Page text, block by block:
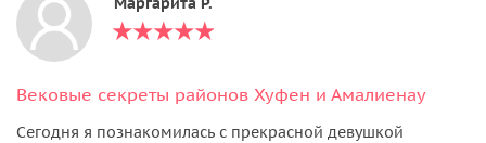
Вековые секреты районов Хуфен и Амалиенау
Сегодня я познакомилась с прекрасной девушкой